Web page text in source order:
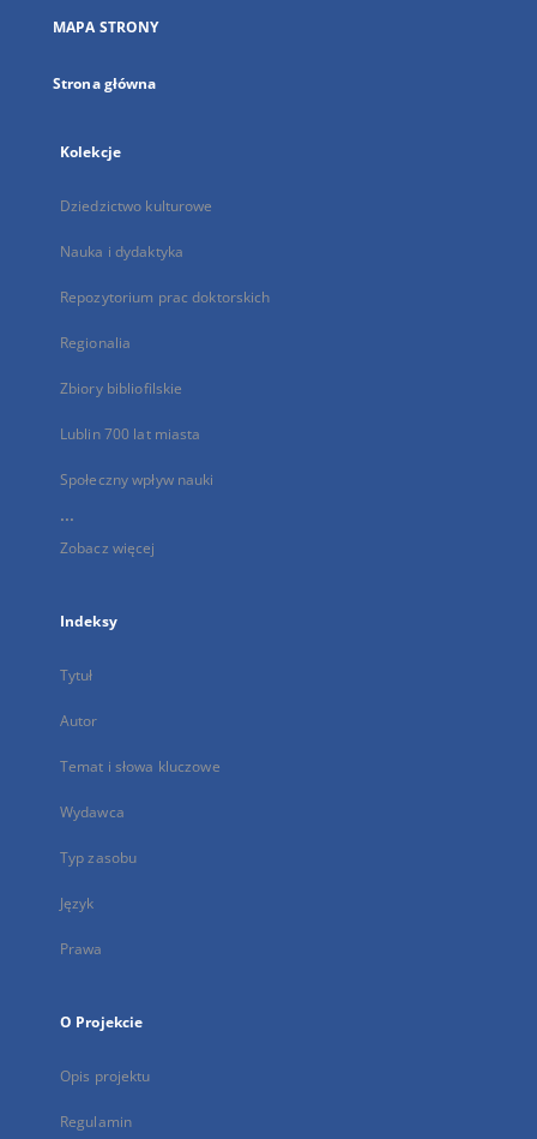
karcie
MAPA STRONY
Strona główna
Kolekcje
Dziedzictwo kulturowe
Nauka i dydaktyka
Repozytorium prac doktorskich
Regionalia
Zbiory bibliofilskie
Lublin 700 lat miasta
Społeczny wpływ nauki
...
Zobacz więcej
Indeksy
Tytuł
Autor
Temat i słowa kluczowe
Wydawca
Typ zasobu
Język
Prawa
O Projekcie
Opis projektu
Regulamin